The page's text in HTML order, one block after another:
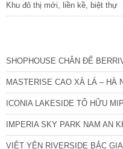
Khu đô thị mới, liền kề, biệt thự
SHOPHOUSE CHÂN ĐẾ
MASTERISE CAO XÀ LÁ – HÀ
ICONIA LAKESIDE TỐ HỮU
IMPERIA SKY PARK NAM AN
VIỆT YÊN RIVERSIDE BẮC